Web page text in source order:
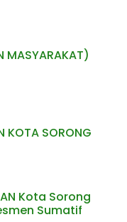
MASYARAKAT)
KOTA SORONG
Kota Sorong
Sumatif